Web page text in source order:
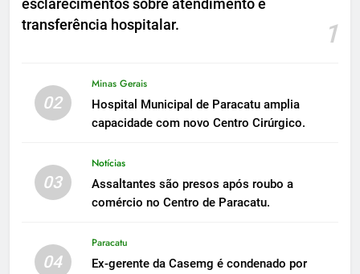
esclarecimentos sobre atendimento e
transferência hospitalar.
1
02
Minas Gerais
Hospital Municipal de Paracatu amplia
capacidade com novo Centro Cirúrgico.
03
Notícias
Assaltantes são presos após roubo a
comércio no Centro de Paracatu.
04
Paracatu
Ex-gerente da Casemg é condenado por